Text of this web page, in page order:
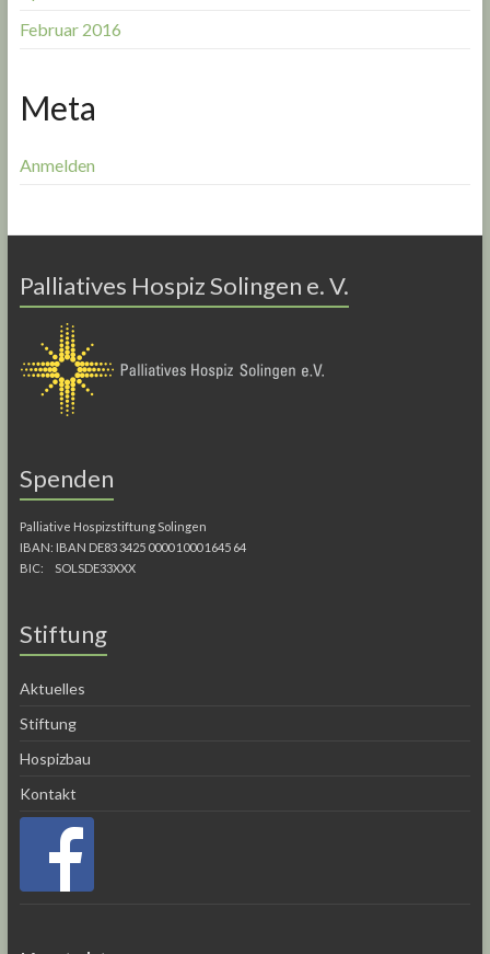
Februar 2016
Meta
Anmelden
Palliatives Hospiz Solingen e. V.
Spenden
Palliative Hospizstiftung Solingen
IBAN: IBAN DE83 3425 0000 1000 1645 64
BIC: SOLSDE33XXX
Stiftung
Aktuelles
Stiftung
Hospizbau
Kontakt